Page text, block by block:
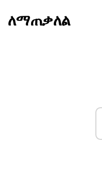
ለማጠቃለል